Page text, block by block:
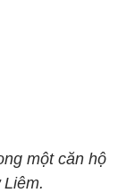
một căn hộ